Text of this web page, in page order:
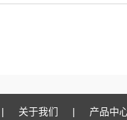
| 关于我们 | 产品中